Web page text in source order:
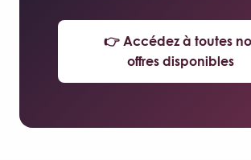
👉 Accédez à toutes
offres disponibles